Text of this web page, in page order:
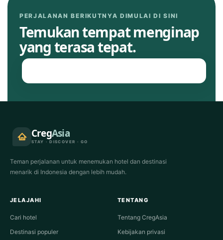
PERJALANAN BERIKUTNYA DIMULAI DI SINI
Temukan tempat menginap
yang terasa tepat.
CregAsia
STAY · DISCOVER · GO
Teman perjalanan untuk menemukan hotel dan destinasi
menarik di Indonesia dengan lebih mudah.
JELAJAHI
Cari hotel
Destinasi populer
TENTANG
Tentang CregAsia
Kebijakan privasi